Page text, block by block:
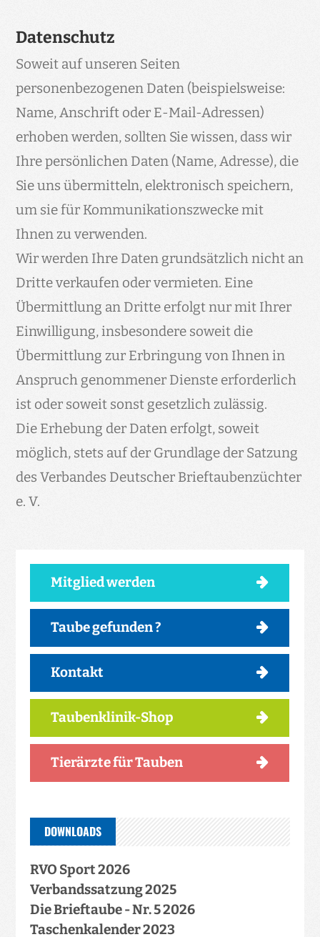
Datenschutz
Soweit auf unseren Seiten
personenbezogenen Daten (beispielsweise:
Name, Anschrift oder E-Mail-Adressen)
erhoben werden, sollten Sie wissen, dass wir
Ihre persönlichen Daten (Name, Adresse), die
Sie uns übermitteln, elektronisch speichern,
um sie für Kommunikationszwecke mit
Ihnen zu verwenden.
Wir werden Ihre Daten grundsätzlich nicht an
Dritte verkaufen oder vermieten. Eine
Übermittlung an Dritte erfolgt nur mit Ihrer
Einwilligung, insbesondere soweit die
Übermittlung zur Erbringung von Ihnen in
Anspruch genommener Dienste erforderlich
ist oder soweit sonst gesetzlich zulässig.
Die Erhebung der Daten erfolgt, soweit
möglich, stets auf der Grundlage der Satzung
des Verbandes Deutscher Brieftaubenzüchter
e. V.
Mitglied werden
Taube gefunden ?
Kontakt
Taubenklinik-Shop
Tierärzte für Tauben
DOWNLOADS
RVO Sport 2026
Verbandssatzung 2025
Die Brieftaube - Nr. 5 2026
Taschenkalender 2023